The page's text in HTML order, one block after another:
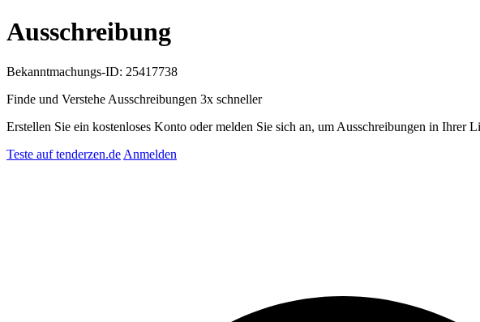
Ausschreibung
Bekanntmachungs-ID: 25417738
Finde und Verstehe Ausschreibungen 3x schneller
Erstellen Sie ein kostenloses Konto oder melden Sie sich an, um Ausschreibungen in Ihrer
Teste auf tenderzen.de Anmelden